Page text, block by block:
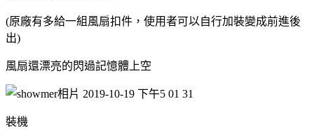
(原廠有多給一組風扇扣件，使用者可以自行加裝變成前進後
出)
風扇還漂亮的閃過記憶體上空
裝機